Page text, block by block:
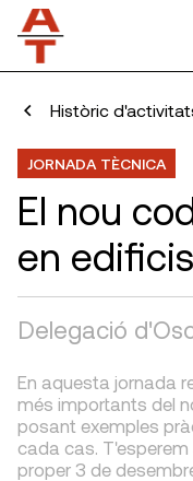
Històric
JORNADA TÈCNICA
El nou
en
Delegació
En aquesta jornada
més importants del
posant exemples
cada cas.
proper 3 de